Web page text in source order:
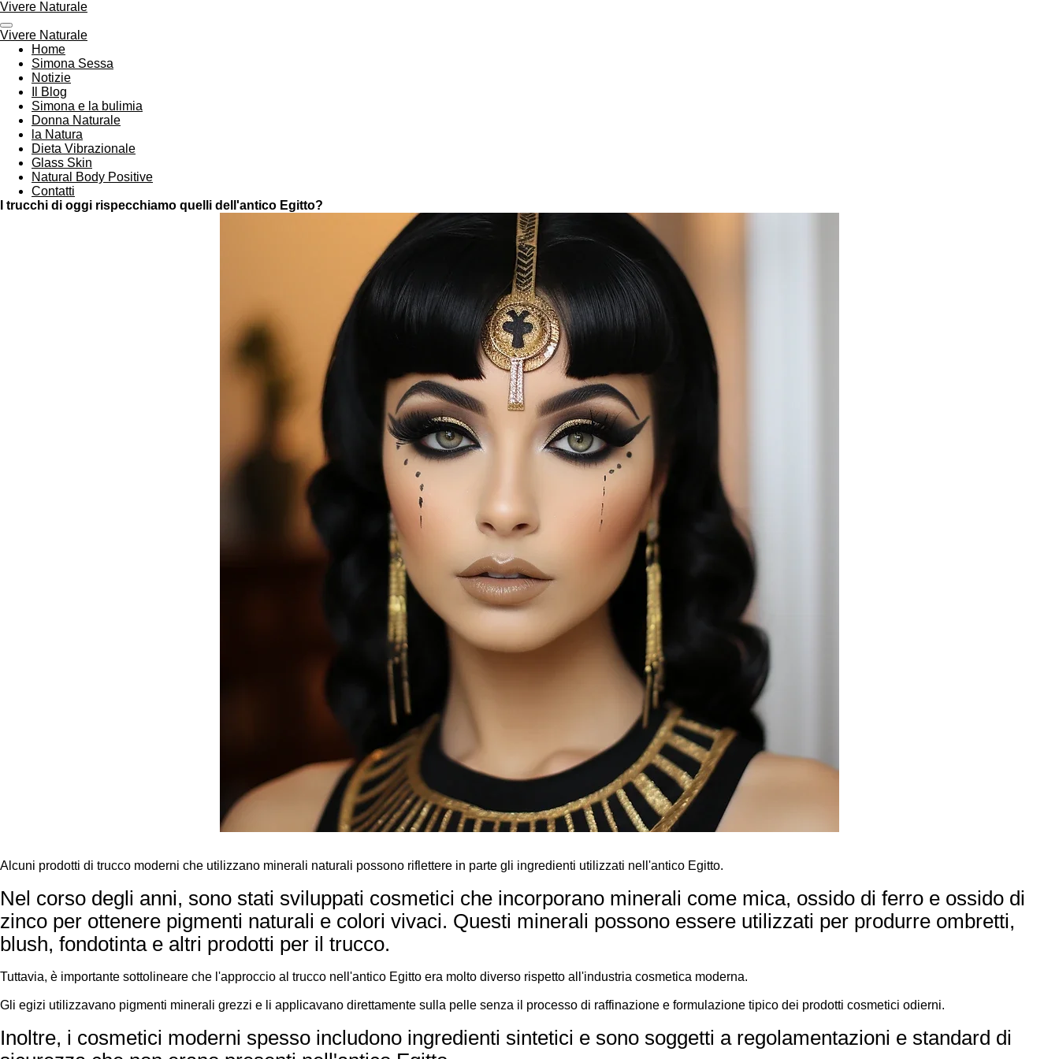
Vai
al
contenuto
principale
Vivere Naturale
Vivere Naturale
Home
Simona Sessa
Notizie
Il Blog
Simona e la bulimia
Donna Naturale
la Natura
Dieta Vibrazionale
Glass Skin
Natural Body Positive
Contatti
I trucchi di oggi rispecchiamo quelli dell'antico Egitto?
Alcuni prodotti di trucco moderni che utilizzano minerali naturali possono riflettere in parte gli ingredienti utilizzati nell'antico Egitto.
Nel corso degli anni, sono stati sviluppati cosmetici che incorporano minerali come mica, ossido di ferro e ossido di
zinco per ottenere pigmenti naturali e colori vivaci. Questi minerali possono essere utilizzati per produrre ombretti,
blush, fondotinta e altri prodotti per il trucco.
Tuttavia, è importante sottolineare che l'approccio al trucco nell'antico Egitto era molto diverso rispetto all'industria cosmetica moderna.
Gli egizi utilizzavano pigmenti minerali grezzi e li applicavano direttamente sulla pelle senza il processo di raffinazione e formulazione tipico dei prodotti cosmetici odierni.
Inoltre, i cosmetici moderni spesso includono ingredienti sintetici e sono soggetti a regolamentazioni e standard di